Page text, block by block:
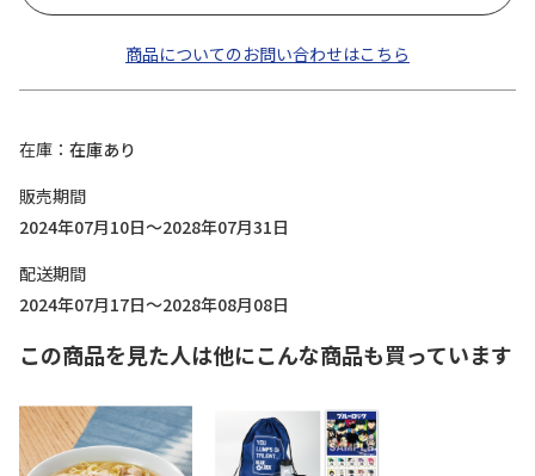
商品についてのお問い合わせはこちら
在庫
在庫あり
販売期間
2024年07月10日～2028年07月31日
配送期間
2024年07月17日～2028年08月08日
この商品を見た人は他にこんな商品も買っています